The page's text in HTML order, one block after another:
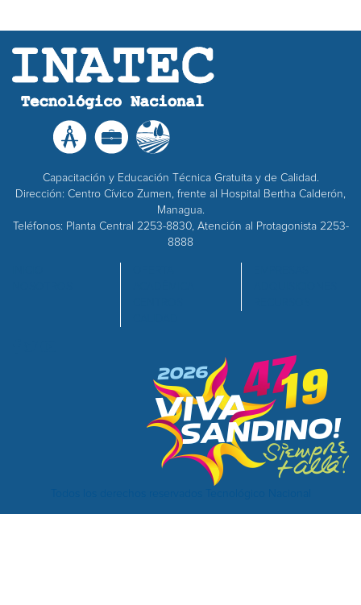
Capacitación y Educación Técnica Gratuita y de Calidad.
Dirección: Centro Cívico Zumen, frente al Hospital Bertha Calderón,
Managua.
Teléfonos: Planta Central 2253-8830, Atención al Protagonista 2253-
8888